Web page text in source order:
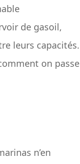
de gasoil,
leurs capacités.
on passe
n’en